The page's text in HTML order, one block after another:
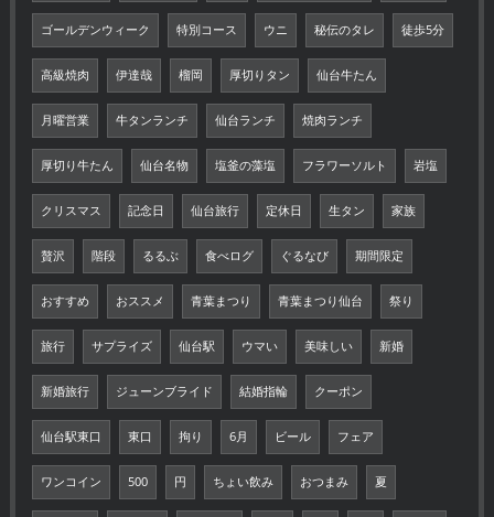
ゴールデンウィーク 特別コース ウニ 秘伝のタレ 徒歩5分
高級焼肉 伊達哉 榴岡 厚切りタン 仙台牛たん
月曜営業 牛タンランチ 仙台ランチ 焼肉ランチ
厚切り牛たん 仙台名物 塩釜の藻塩 フラワーソルト 岩塩
クリスマス 記念日 仙台旅行 定休日 生タン 家族
贅沢 階段 るるぶ 食べログ ぐるなび 期間限定
おすすめ おススメ 青葉まつり 青葉まつり仙台 祭り
旅行 サプライズ 仙台駅 ウマい 美味しい 新婚
新婚旅行 ジューンブライド 結婚指輪 クーポン
仙台駅東口 東口 拘り 6月 ビール フェア
ワンコイン 500 円 ちょい飲み おつまみ 夏